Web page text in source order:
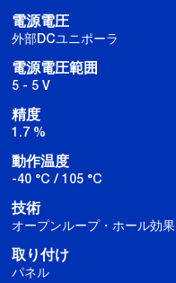
電源電圧
外部DCユニポーラ
電源電圧範囲
5 - 5 V
精度
1.7 %
動作温度
-40 °C / 105 °C
技術
オープンループ・ホール効果
取り付け
パネル